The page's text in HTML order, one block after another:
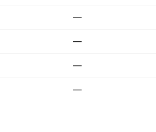
—
—
—
—